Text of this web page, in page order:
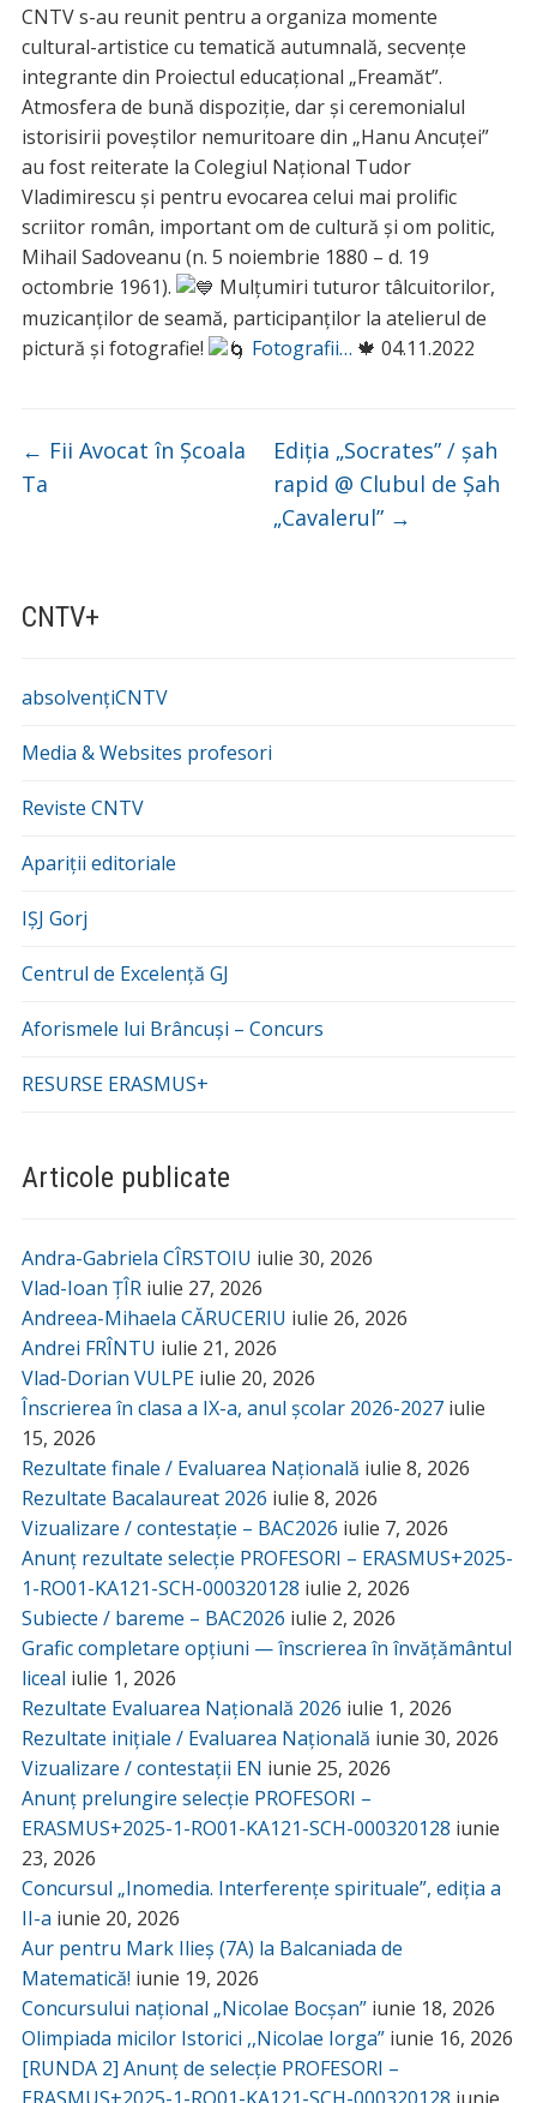
CNTV+
absolvențiCNTV
Media & Websites profesori
Reviste CNTV
Apariții editoriale
IȘJ Gorj
Centrul de Excelență GJ
Aforismele lui Brâncuși – Concurs
RESURSE ERASMUS+
Articole publicate
Andra-Gabriela CÎRSTOIU iulie 30, 2026
Vlad-Ioan ȚÎR iulie 27, 2026
Andreea-Mihaela CĂRUCERIU iulie 26, 2026
Andrei FRÎNTU iulie 21, 2026
Vlad-Dorian VULPE iulie 20, 2026
Înscrierea în clasa a IX-a, anul școlar 2026-2027 iulie
15, 2026
Rezultate finale / Evaluarea Națională iulie 8, 2026
Rezultate Bacalaureat 2026 iulie 8, 2026
Vizualizare / contestație – BAC2026 iulie 7, 2026
Anunț rezultate selecție PROFESORI – ERASMUS+2025-
1-RO01-KA121-SCH-000320128 iulie 2, 2026
Subiecte / bareme – BAC2026 iulie 2, 2026
Grafic completare opțiuni — înscrierea în învățământul
liceal iulie 1, 2026
Rezultate Evaluarea Națională 2026 iulie 1, 2026
Rezultate inițiale / Evaluarea Națională iunie 30, 2026
Vizualizare / contestații EN iunie 25, 2026
Anunț prelungire selecție PROFESORI –
ERASMUS+2025-1-RO01-KA121-SCH-000320128 iunie
23, 2026
Concursul „Inomedia. Interferențe spirituale”, ediția a
II-a iunie 20, 2026
Aur pentru Mark Ilieș (7A) la Balcaniada de
Matematică! iunie 19, 2026
Concursului național „Nicolae Bocșan” iunie 18, 2026
Olimpiada micilor Istorici ,,Nicolae Iorga” iunie 16, 2026
[RUNDA 2] Anunț de selecție PROFESORI –
ERASMUS+2025-1-RO01-KA121-SCH-000320128 iunie
CNTV s-au reunit pentru a organiza momente
cultural-artistice cu tematică autumnală, secvențe
integrante din Proiectul educațional „Freamăt”.
Atmosfera de bună dispoziție, dar și ceremonialul
istorisirii poveștilor nemuritoare din „Hanu Ancuței”
au fost reiterate la Colegiul Național Tudor
Vladimirescu și pentru evocarea celui mai prolific
scriitor român, important om de cultură și om politic,
Mihail Sadoveanu (n. 5 noiembrie 1880 – d. 19
octombrie 1961).
Mulțumiri tuturor tâlcuitorilor,
muzicanților de seamă, participanților la atelierul de
pictură și fotografie!
Fotografii… 🍁 04.11.2022
← Fii Avocat în Școala
Ta
Ediția „Socrates” / șah
rapid @ Clubul de Șah
„Cavalerul” →